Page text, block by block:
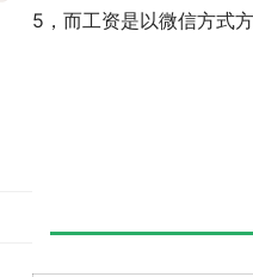
5，而工资是以微信方式